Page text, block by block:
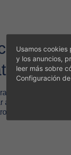
a
del día a través
asistencia médica
médicos te
Usamos
y los anuncios,
leer más sobre
Configuración